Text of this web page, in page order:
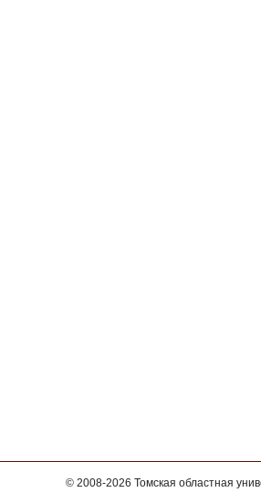
© 2008-2026 Томская областная